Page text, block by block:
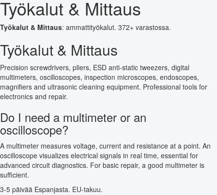
Työkalut & Mittaus
Työkalut & Mittaus: ammattityökalut. 372+ varastossa.
Työkalut & Mittaus
Precision screwdrivers, pliers, ESD anti-static tweezers, digital
multimeters, oscilloscopes, inspection microscopes, endoscopes,
magnifiers and ultrasonic cleaning equipment. Professional tools for
electronics and repair.
Do I need a multimeter or an
oscilloscope?
A multimeter measures voltage, current and resistance at a point. An
oscilloscope visualizes electrical signals in real time, essential for
advanced circuit diagnostics. For basic repair, a good multimeter is
sufficient.
3-5 päivää Espanjasta. EU-takuu.